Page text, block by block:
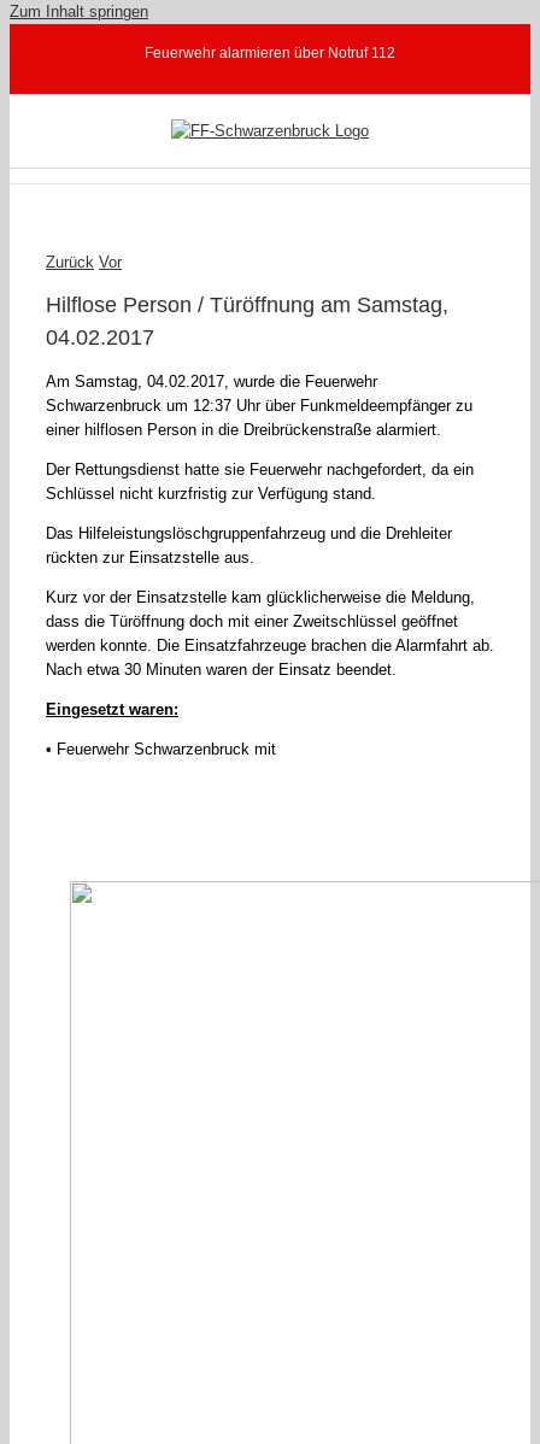
Zum Inhalt springen
Feuerwehr alarmieren über Notruf 112
Zurück Vor
Hilflose Person / Türöffnung am Samstag,
04.02.2017
Am Samstag, 04.02.2017, wurde die Feuerwehr
Schwarzenbruck um 12:37 Uhr über Funkmeldeempfänger zu
einer hilflosen Person in die Dreibrückenstraße alarmiert.
Der Rettungsdienst hatte sie Feuerwehr nachgefordert, da ein
Schlüssel nicht kurzfristig zur Verfügung stand.
Das Hilfeleistungslöschgruppenfahrzeug und die Drehleiter
rückten zur Einsatzstelle aus.
Kurz vor der Einsatzstelle kam glücklicherweise die Meldung,
dass die Türöffnung doch mit einer Zweitschlüssel geöffnet
werden konnte. Die Einsatzfahrzeuge brachen die Alarmfahrt ab.
Nach etwa 30 Minuten waren der Einsatz beendet.
Eingesetzt waren:
• Feuerwehr Schwarzenbruck mit